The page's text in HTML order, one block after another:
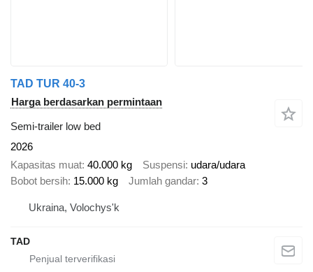
TAD TUR 40-3
Harga berdasarkan permintaan
Semi-trailer low bed
2026
Kapasitas muat 40.000 kg Suspensi udara/udara
Bobot bersih 15.000 kg Jumlah gandar 3
Ukraina, Volochys'k
TAD